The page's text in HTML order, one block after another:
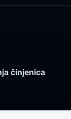
činjenica